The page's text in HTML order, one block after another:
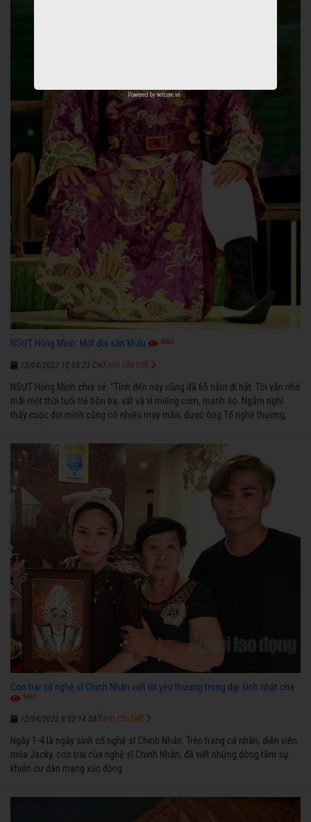
NSƯT Hùng Minh: Một đời sân khấu 4882
12/04/2022 12:05:23 CH
NSƯT Hùng Minh chia sẻ: “Tính đến nay cũng đã 65 năm đi hát. Tôi vẫn nhớ
mãi một thời tuổi trẻ bôn ba, vất vả vì miếng cơm, manh áo. Ngẫm nghĩ
thấy cuộc đời mình cũng có nhiều may mắn, được ông Tổ nghề thương,
ngược nhận được những cơ may để từng bước thành danh với nghiệp ca
diễn”.
Xem chi tiết
Con trai cố nghệ sĩ Chinh Nhân viết lời yêu thương trong dịp sinh nhật cha
3691
12/04/2022 8:02:14 SA
Ngày 1-4 là ngày sinh cố nghệ sĩ Chinh Nhân. Trên trang cá nhân, diễn viên
múa Jacky, con trai của nghệ sĩ Chinh Nhân, đã viết những dòng tâm sự
khiến cư dân mạng xúc động
Xem chi tiết
Powered bynetcore.vn